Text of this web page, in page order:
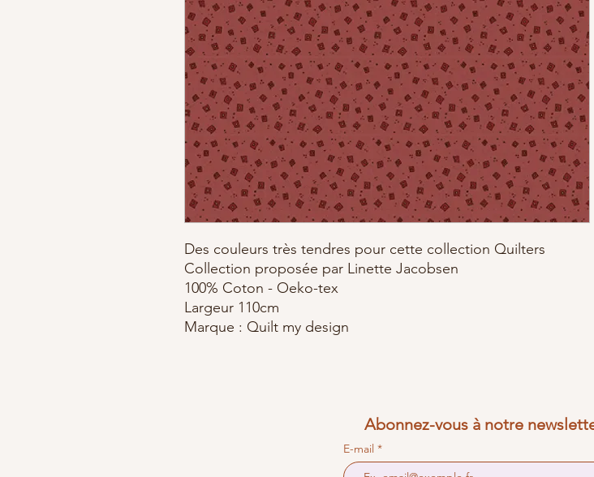
Des couleurs très tendres pour cette collection Quilters
Collection proposée par Linette Jacobsen
100% Coton - Oeko-tex
Largeur 110cm
Marque : Quilt my design
Abonnez-vous à notre
E-mail